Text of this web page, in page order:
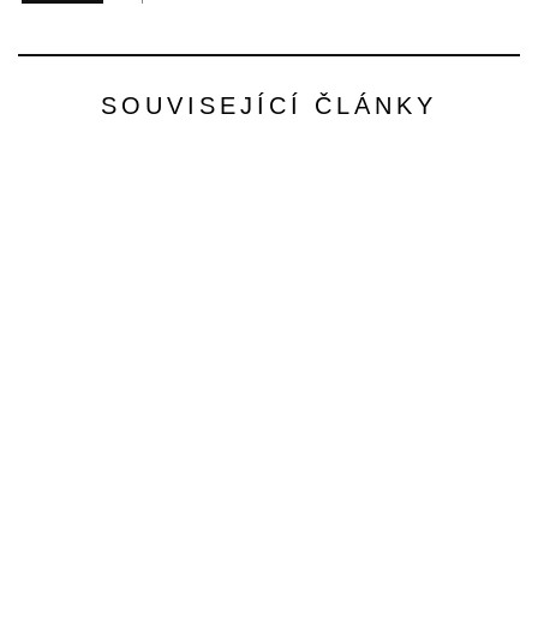
SOUVISEJÍCÍ ČLÁNKY